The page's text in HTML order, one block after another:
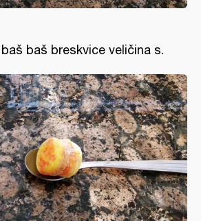
baš breskvice veličina s.